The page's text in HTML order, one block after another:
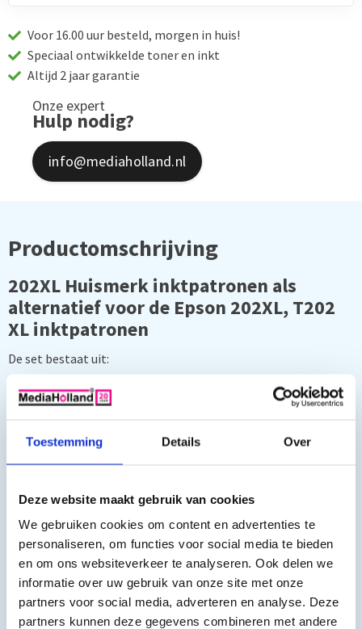
Toestemming Details Over
Deze website maakt gebruik van cookies
We gebruiken cookies om content en advertenties te
personaliseren, om functies voor social media te bieden
en om ons websiteverkeer te analyseren. Ook delen we
informatie over uw gebruik van onze site met onze
partners voor social media, adverteren en analyse. Deze
partners kunnen deze gegevens combineren met andere
Voor 16.00 uur besteld, morgen in huis!
Speciaal ontwikkelde toner en inkt
Altijd 2 jaar garantie
Onze expert
Hulp nodig?
info@mediaholland.nl
Productomschrijving
202XL Huismerk inktpatronen als
alternatief voor de Epson 202XL, T202
XL inktpatronen
De set bestaat uit:
1 x 202XL Zwart 24 ml
1 x 202XL Cyaan 13 ml
Geschikt voor de volgende printers:
Expression Premium XP-6105, Expression Premium XP-6100,
Expression Premium XP-6005, Expression Premium XP-6000
XP6000, XP-6000, XP-6105, XP6105, XP-6100, XP-6100,
XP6005, XP-6005